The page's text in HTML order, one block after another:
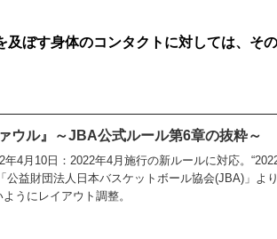
ぼす身体のコンタクトに対しては、そ
ァウル』～JBA公式ルール第6章の抜粋～
年4月10日：2022年4月施行の新ルールに対応。
公益財団法人日本バスケットボール協会(JBA)」よ
うにレイアウト調整。